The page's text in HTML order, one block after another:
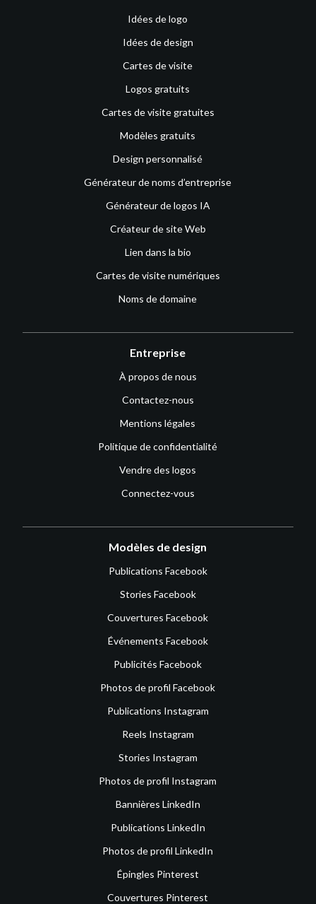
Idées de logo
Idées de design
Cartes de visite
Logos gratuits
Cartes de visite gratuites
Modèles gratuits
Design personnalisé
Générateur de noms d’entreprise
Générateur de logos IA
Créateur de site Web
Lien dans la bio
Cartes de visite numériques
Noms de domaine
Entreprise
À propos de nous
Contactez-nous
Mentions légales
Politique de confidentialité
Vendre des logos
Connectez-vous
Modèles de design
Publications Facebook
Stories Facebook
Couvertures Facebook
Événements Facebook
Publicités Facebook
Photos de profil Facebook
Publications Instagram
Reels Instagram
Stories Instagram
Photos de profil Instagram
Bannières LinkedIn
Publications LinkedIn
Photos de profil LinkedIn
Épingles Pinterest
Couvertures Pinterest